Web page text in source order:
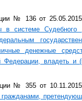
№ 136 от
в системе Судебного
денежные
Федерации, владеть и
№ 355 от
гражданами,